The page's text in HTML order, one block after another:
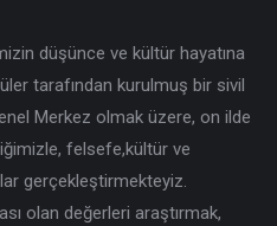
düşünce ve kültür hayatına
tarafından kurulmuş bir sivil
Merkez olmak üzere, on ilde
felsefe,kültür ve
gerçekleştirmekteyiz.
olan değerleri araştırmak,